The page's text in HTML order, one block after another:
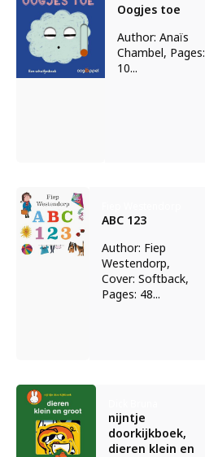
Oogjes toe
Author: Anaïs
Chambel, Pages:
10...
ABC 123
Author: Fiep
Westendorp,
Cover: Softback,
Pages: 48...
nijntje
doorkijkboek,
dieren klein en